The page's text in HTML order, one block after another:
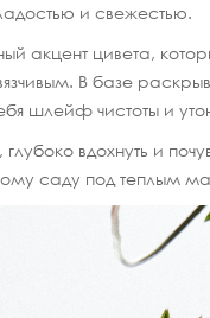
и свежестью.
акцент цивета,
В базе
шлейф чистоты и
глубоко вдохнуть и
саду под теплым